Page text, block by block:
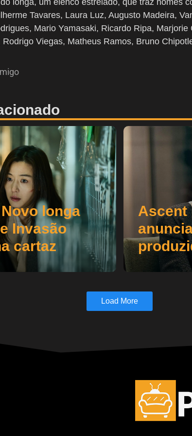
Tavares, Laura Luz, Augusto Madeira,
Mario Yamasaki, Ricardo Ripa,
Viegas, Matheus Ramos, Bruno
longa
Invasão
cartaz
Ascent
Load More